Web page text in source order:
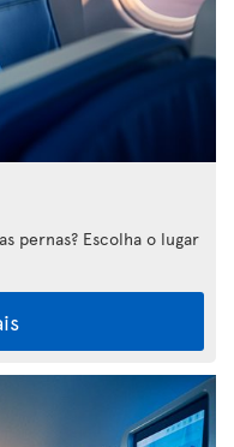
pernas? Escolha o lugar